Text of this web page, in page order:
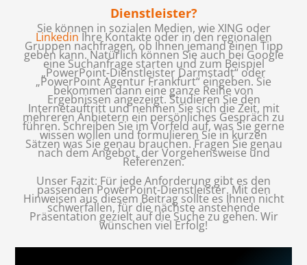
Dienstleister?
Sie können in sozialen Medien, wie XING oder
LinkedinIhre Kontakte oder in den regionalen
Gruppen nachfragen, ob Ihnen jemand einen Tipp
geben kann. Natürlich können Sie auch bei Google
eine Suchanfrage starten und zum Beispiel
„PowerPoint-Dienstleister Darmstadt“ oder
„PowerPoint Agentur Frankfurt“ eingeben. Sie
bekommen dann eine ganze Reihe von
Ergebnissen angezeigt. Studieren Sie den
Internetauftritt und nehmen Sie sich die Zeit, mit
mehreren Anbietern ein persönliches Gespräch zu
führen. Schreiben Sie im Vorfeld auf, was Sie gerne
wissen wollen und formulieren Sie in kurzen
Sätzen was Sie genau brauchen. Fragen Sie genau
nach dem Angebot, der Vorgehensweise und
Referenzen.
Unser Fazit: Für jede Anforderung gibt es den
passenden PowerPoint-Dienstleister. Mit den
Hinweisen aus diesem Beitrag sollte es Ihnen nicht
schwerfallen, für die nächste anstehende
Präsentation gezielt auf die Suche zu gehen. Wir
wünschen viel Erfolg!